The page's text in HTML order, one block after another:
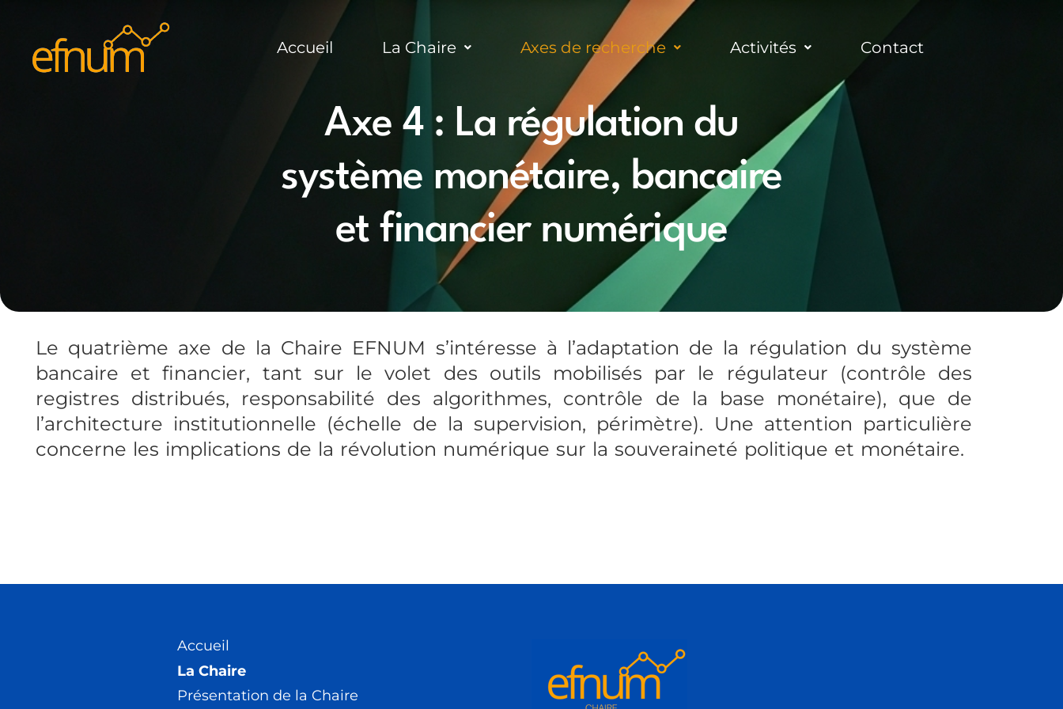
Accueil La Chaire Axes de recherche Activités Contact
Axe 4 : La régulation du
système monétaire, bancaire
et financier numérique
Le quatrième axe de la Chaire EFNUM s’intéresse à l’adaptation de la régulation du système
bancaire et financier, tant sur le volet des outils mobilisés par le régulateur (contrôle des
registres distribués, responsabilité des algorithmes, contrôle de la base monétaire), que de
l’architecture institutionnelle (échelle de la supervision, périmètre). Une attention particulière
concerne les implications de la révolution numérique sur la souveraineté politique et monétaire.
Accueil
La Chaire
Présentation de la Chaire